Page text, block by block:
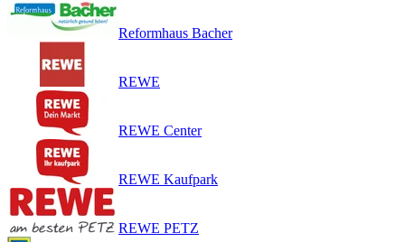
Reformhaus Bacher
REWE
REWE Center
REWE Kaufpark
REWE PETZ